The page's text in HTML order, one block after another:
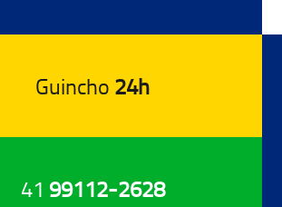
Guincho 24h
41 99112-2628